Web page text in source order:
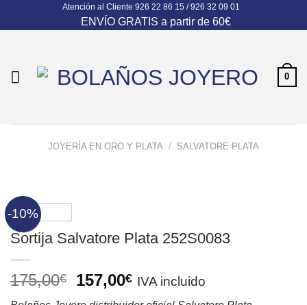
Atención al Cliente 926 22 86 15 / 926 32 09 01
ENVÍO GRATIS a partir de 60€
0
JOYERÍA EN ORO Y PLATA / SALVATORE PLATA
-10%
Sortija Salvatore Plata 252S0083
175,00€
El
157,00€ElIVA incluido